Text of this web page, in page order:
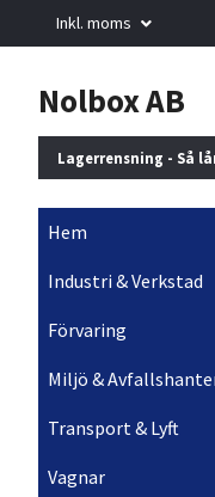
Inkl. moms
Nolbox AB
Lagerrensning - Så
Hem
Industri & Verkstad
Förvaring
Miljö &
Transport & Lyft
Vagnar